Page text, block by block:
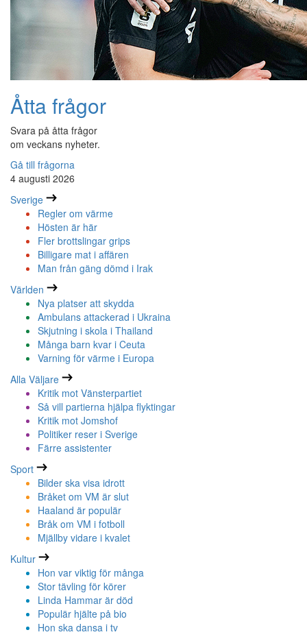
Åtta frågor
Svara på åtta frågor
om veckans nyheter.
Gå till frågorna
4 augusti 2026
Sverige
Regler om värme
Hösten är här
Fler brottslingar grips
Billigare mat i affären
Man från gäng dömd i Irak
Världen
Nya platser att skydda
Ambulans attackerad i Ukraina
Skjutning i skola i Thailand
Många barn kvar i Ceuta
Varning för värme i Europa
Alla Väljare
Kritik mot Vänsterpartiet
Så vill partierna hjälpa flyktingar
Kritik mot Jomshof
Politiker reser i Sverige
Färre assistenter
Sport
Bilder ska visa idrott
Bråket om VM är slut
Haaland är populär
Bråk om VM i fotboll
Mjällby vidare i kvalet
Kultur
Hon var viktig för många
Stor tävling för körer
Linda Hammar är död
Populär hjälte på bio
Hon ska dansa i tv